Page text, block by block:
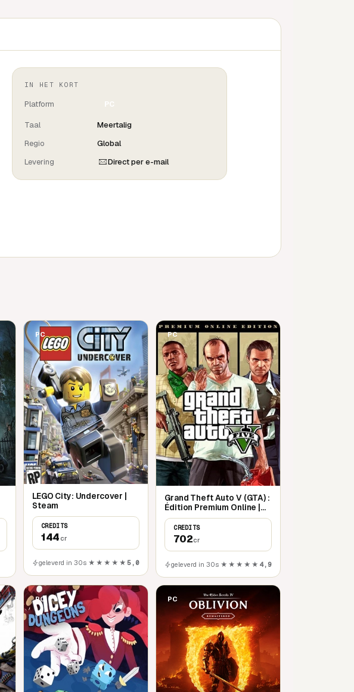
IN HET KORT
Platform PC
Taal
Meertalig
Regio
Global
Levering
Direct per e-mail
PC
LEGO City: Undercover |
Steam
CREDITS
144 cr
geleverd in 30s ★★★★★5,0
PC
Grand Theft Auto V (GTA) :
Édition Premium Online |
Rockstar Games Launcher
CREDITS
702cr
geleverd in 30s ★★★★★ 4,9
PC PC